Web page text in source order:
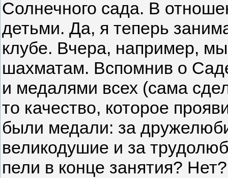
Солнечного сада. В
детьми. Да, я теперь
клубе. Вчера, например,
шахматам. Вспомнив о
и медалями всех (сама
то качество, которое
были медали: за
великодушие и за
пели в конце занятия?